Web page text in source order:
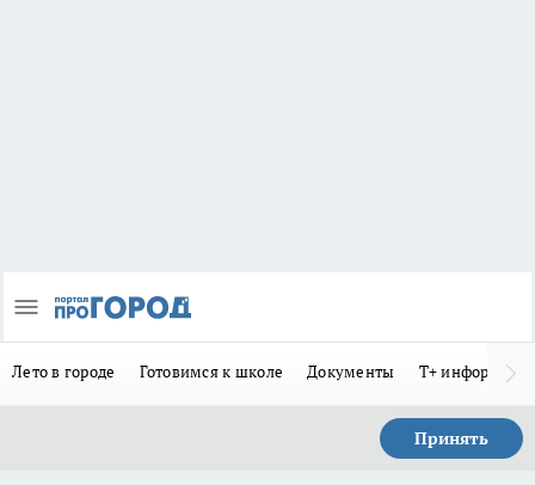
Лето в городе Готовимся к школе Документы Т+
Принять